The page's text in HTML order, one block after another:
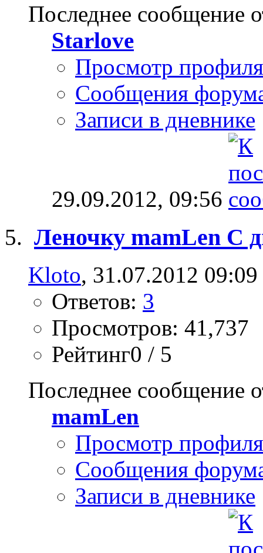
Последнее сообщение
Starlove
Просмотр профиля
Сообщения
Записи в дневнике
29.09.2012, 09:56
Леночку mamLen С
Kloto, 31.07.2012 09:09
Ответов: 3
Просмотров: 41,737
Рейтинг0 / 5
Последнее сообщение
mamLen
Просмотр профиля
Сообщения
Записи в дневнике